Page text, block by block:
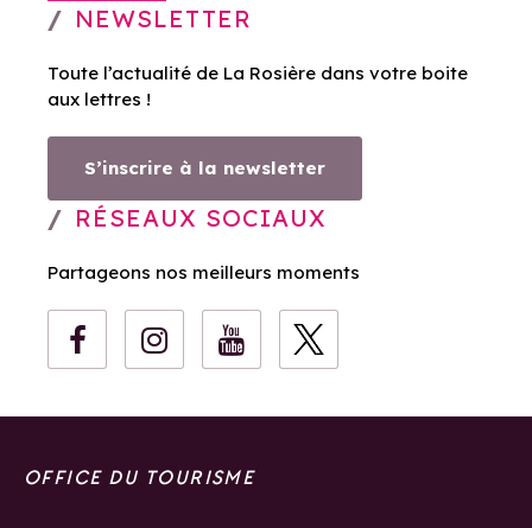
NEWSLETTER
Toute l’actualité de La Rosière dans votre boite
aux lettres !
S’inscrire à la newsletter
RÉSEAUX SOCIAUX
Partageons nos meilleurs moments
OFFICE DU TOURISME